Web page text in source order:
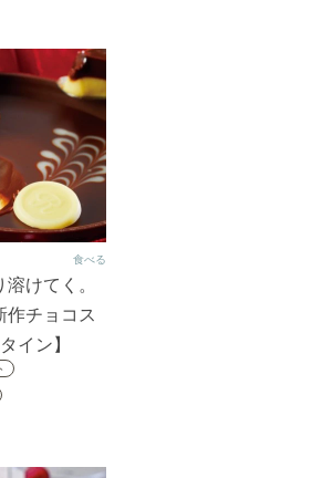
食べる
けてく。
作チョコス
イン】